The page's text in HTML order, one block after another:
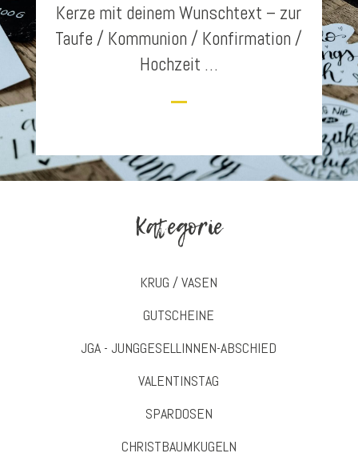
Kerze mit deinem Wunschtext – zur
Taufe / Kommunion / Konfirmation /
Hochzeit …
Kategorie
KRUG / VASEN
GUTSCHEINE
JGA - JUNGGESELLINNEN-ABSCHIED
VALENTINSTAG
SPARDOSEN
CHRISTBAUMKUGELN